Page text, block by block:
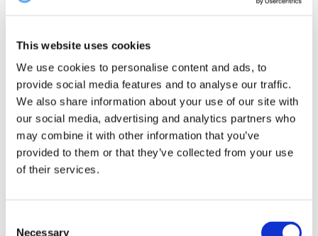
This website uses cookies
We use cookies to personalise content and ads, to
provide social media features and to analyse our traffic.
We also share information about your use of our site with
our social media, advertising and analytics partners who
may combine it with other information that you’ve
provided to them or that they’ve collected from your use
of their services.
Necessary
kærlighed og de allerbedste ingredienser.
Hvor : Sct. Laurentii Vej 35, 9990 Skagen
Book bord på Skagen Hotel & Brasserie
Jakobs Café: Restaurant med bar,
Foto: Jakobs Café